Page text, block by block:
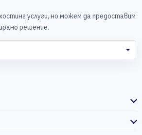
услуги, но можем да предоставим
решение.